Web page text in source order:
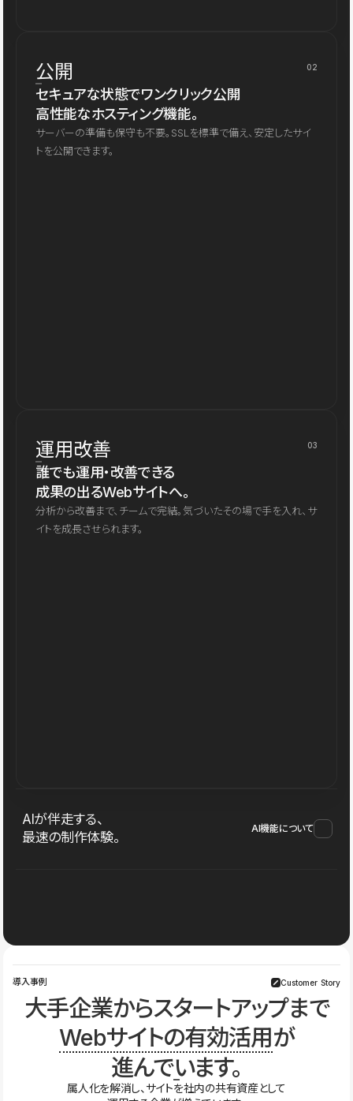
公開 02
セキュアな状態でワンクリック公開
高性能なホスティング機能。
サーバーの準備も保守も不要。SSLを標準で備え、安定したサイ
トを公開できます。
運用改善 03
誰でも運用・改善できる
成果の出るWebサイトへ。
分析から改善まで、チームで完結。気づいたその場で手を入れ、サ
イトを成長させられます。
AIが伴走する、
最速の制作体験。
AI機能について
導入事例 Customer Story
大手企業からスタートアップまで
Webサイトの有効活用が
進んでいます。
属人化を解消し、サイトを社内の共有資産として